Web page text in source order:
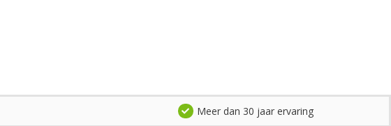
Meer dan 30 jaar ervaring